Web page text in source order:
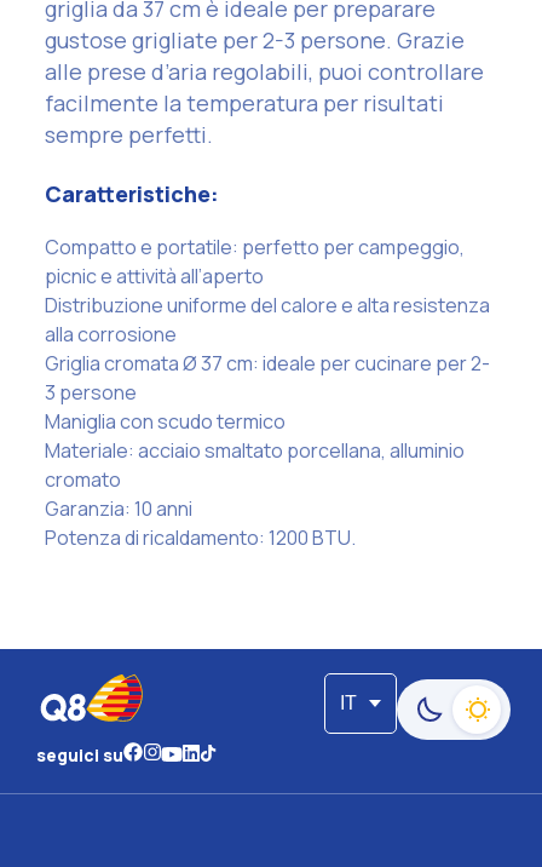
griglia da 37 cm è ideale per preparare
gustose grigliate per 2-3 persone. Grazie
alle prese d’aria regolabili, puoi controllare
facilmente la temperatura per risultati
sempre perfetti.
Caratteristiche:
Compatto e portatile: perfetto per campeggio,
picnic e attività all’aperto
Distribuzione uniforme del calore e alta resistenza
alla corrosione
Griglia cromata Ø 37 cm: ideale per cucinare per 2-
3 persone
Maniglia con scudo termico
Materiale: acciaio smaltato porcellana, alluminio
cromato
Garanzia: 10 anni
Potenza di ricaldamento: 1200 BTU.
IT
Passa alla
seguici su